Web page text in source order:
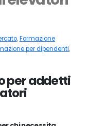
,Formazione
per dipendenti,
per addetti